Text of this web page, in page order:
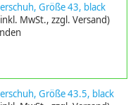
Größe 43, black
MwSt., zzgl. Versand)
Größe 43.5, black